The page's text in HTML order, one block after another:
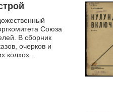
Союза
В сборник
очерков и
колхоз